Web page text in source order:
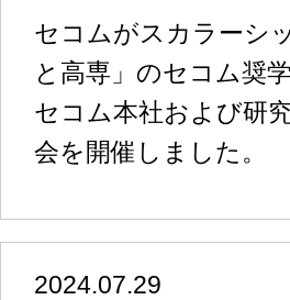
セコムがスカラーシ
と高専」のセコム奨
セコム本社および研
会を開催しました。
2024.07.29